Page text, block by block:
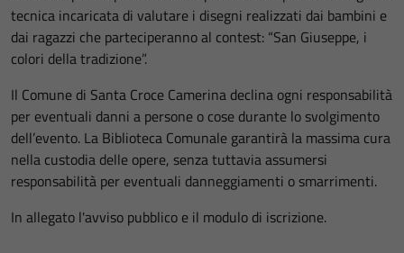
tecnica incaricata di valutare i disegni realizzati dai bambini e
dai ragazzi che parteciperanno al contest: “San Giuseppe, i
colori della tradizione”.
Il Comune di Santa Croce Camerina declina ogni responsabilità
per eventuali danni a persone o cose durante lo svolgimento
dell’evento. La Biblioteca Comunale garantirà la massima cura
nella custodia delle opere, senza tuttavia assumersi
responsabilità per eventuali danneggiamenti o smarrimenti.
In allegato l'avviso pubblico e il modulo di iscrizione.